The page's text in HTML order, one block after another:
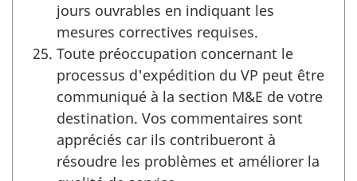
jours ouvrables en indiquant les
mesures correctives requises.
Toute préoccupation concernant le
processus d'expédition du VP peut être
communiqué à la section M&E de votre
destination. Vos commentaires sont
appréciés car ils contribueront à
résoudre les problèmes et améliorer la